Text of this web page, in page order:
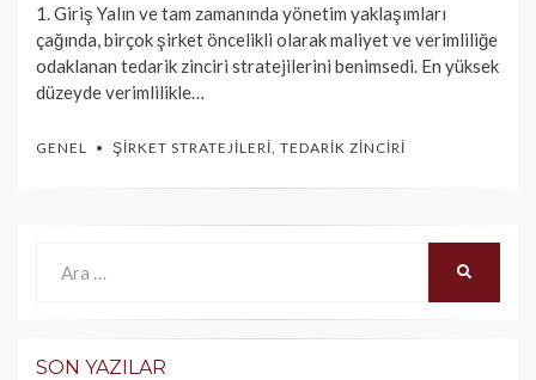
1. Giriş Yalın ve tam zamanında yönetim yaklaşımları
çağında, birçok şirket öncelikli olarak maliyet ve verimliliğe
odaklanan tedarik zinciri stratejilerini benimsedi. En yüksek
düzeyde verimlilikle…
GENEL ŞIRKET STRATEJILERI TEDARIK ZINCIRI
SON YAZILAR